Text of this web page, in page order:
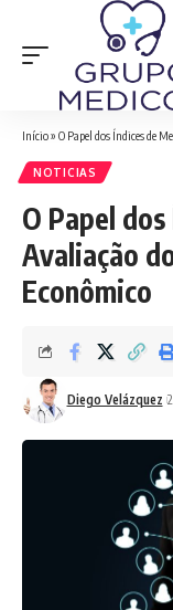
Início» O Papel dos Índices de
NOTICIAS
O Papel
Avaliação
Econômico
Diego Velázquez